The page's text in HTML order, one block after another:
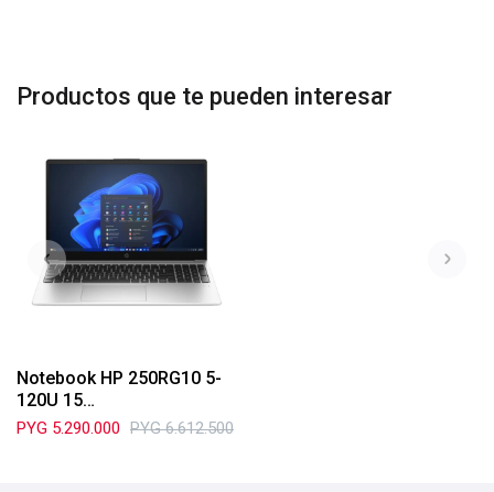
Productos que te pueden interesar
Notebook HP 250RG10 5-
120U 15
16GB/512SSD/+W11
PYG 5.290.000 PYG 6.612.500